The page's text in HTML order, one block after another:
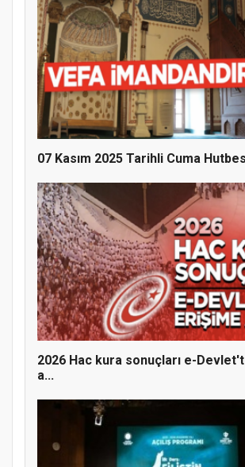
MÜFTÜ ABULSELAM
07 Kasım 2025 Tarihli Cuma
2026 Hac kura sonuçları e-
a...